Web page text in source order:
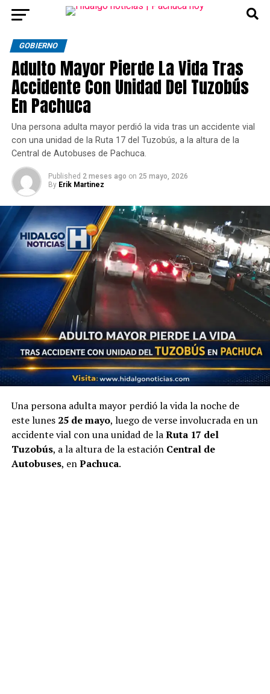
GOBIERNO
Adulto Mayor Pierde La Vida Tras
Accidente Con Unidad Del Tuzobús
En Pachuca
Una persona adulta mayor perdió la vida tras un accidente vial
con una unidad de la Ruta 17 del Tuzobús, a la altura de la
Central de Autobuses de Pachuca.
Published 2 meses ago on 25 mayo, 2026
By Erik Martinez
Una persona adulta mayor perdió la vida la noche de
este lunes 25 de mayo, luego de verse involucrada en un
accidente vial con una unidad de laRuta 17 del
Tuzobús, a la altura de la estación Central de
Autobuses, enPachuca.